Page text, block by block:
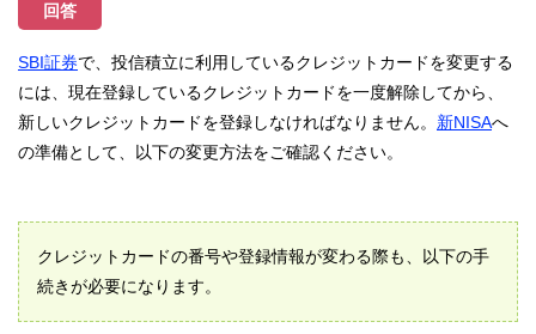
回答
SBI証券で、投信積立に利用しているクレジットカードを変更する
には、現在登録しているクレジットカードを一度解除してから、
新しいクレジットカードを登録しなければなりません。 新NISAへ
の準備として、以下の変更方法をご確認ください。
クレジットカードの番号や登録情報が変わる際も、以下の手
続きが必要になります。